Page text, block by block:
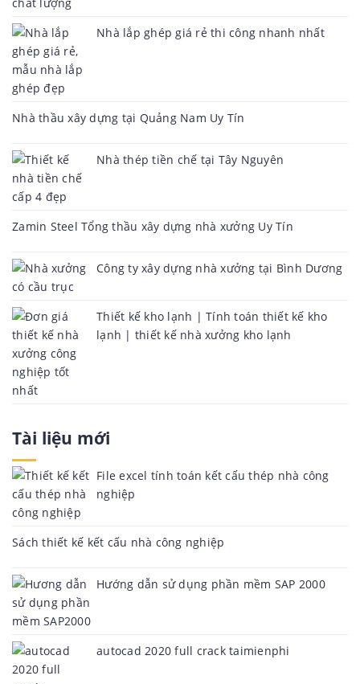
Nhà lắp ghép giá rẻ thi công nhanh nhất
Nhà thầu xây dựng tại Quảng Nam Uy Tín
Nhà thép tiền chế tại Tây Nguyên
Zamin Steel Tổng thầu xây dựng nhà xưởng Uy Tín
Công ty xây dựng nhà xưởng tại Bình Dương
Thiết kế kho lạnh | Tính toán thiết kế kho
lạnh | thiết kế nhà xưởng kho lạnh
Tài liệu mới
File excel tính toán kết cấu thép nhà công
nghiệp
Sách thiết kế kết cấu nhà công nghiệp
Hướng dẫn sử dụng phần mềm SAP 2000
autocad 2020 full crack taimienphi